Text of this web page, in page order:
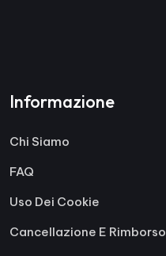
Informazione
Chi Siamo
FAQ
Uso Dei Cookie
Cancellazione E Rimborso